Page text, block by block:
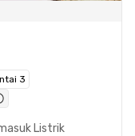
3
Listrik